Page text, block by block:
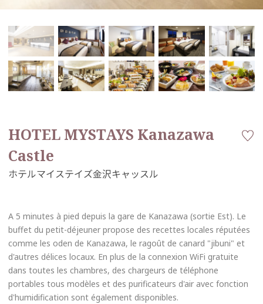
HOTEL MYSTAYS Kanazawa
Castle
A 5 minutes à pied depuis la gare de Kanazawa (sortie Est). Le
buffet du petit-déjeuner propose des recettes locales réputées
comme les oden de Kanazawa, le ragoût de canard "jibuni" et
d'autres délices locaux. En plus de la connexion WiFi gratuite
dans toutes les chambres, des chargeurs de téléphone
portables tous modèles et des purificateurs d'air avec fonction
d'humidification sont également disponibles.